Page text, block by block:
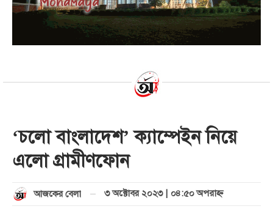
‘চলো বাংলাদেশ’ ক্যাম্পেইন নিয়ে
এলো গ্রামীণফোন
আজকের বেলা ৩ অক্টোবর ২০২৩ | ০৪:৫০ অপরাহ্ণ